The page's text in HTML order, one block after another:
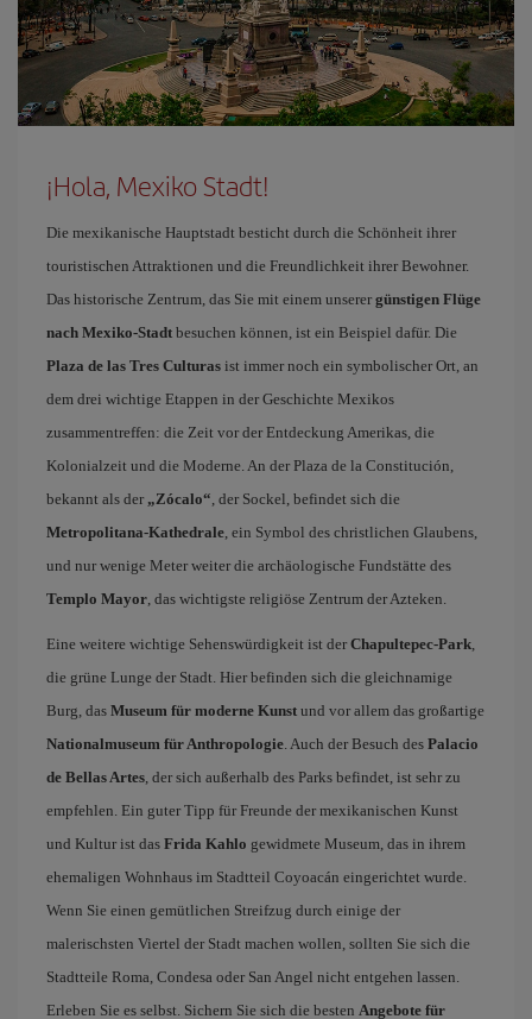
¡Hola, Mexiko Stadt!
Die mexikanische Hauptstadt besticht durch die Schönheit ihrer
touristischen Attraktionen und die Freundlichkeit ihrer Bewohner.
Das historische Zentrum, das Sie mit einem unserer günstigen Flüge
nach Mexiko-Stadt besuchen können, ist ein Beispiel dafür. Die
Plaza de las Tres Culturas ist immer noch ein symbolischer Ort, an
dem drei wichtige Etappen in der Geschichte Mexikos
zusammentreffen: die Zeit vor der Entdeckung Amerikas, die
Kolonialzeit und die Moderne. An der Plaza de la Constitución,
bekannt als der „Zócalo“, der Sockel, befindet sich die
Metropolitana-Kathedrale, ein Symbol des christlichen Glaubens,
und nur wenige Meter weiter die archäologische Fundstätte des
Templo Mayor, das wichtigste religiöse Zentrum der Azteken.
Eine weitere wichtige Sehenswürdigkeit ist der Chapultepec-Park,
die grüne Lunge der Stadt. Hier befinden sich die gleichnamige
Burg, das Museum für moderne Kunst und vor allem das großartige
Nationalmuseum für Anthropologie. Auch der Besuch des Palacio
de Bellas Artes, der sich außerhalb des Parks befindet, ist sehr zu
empfehlen. Ein guter Tipp für Freunde der mexikanischen Kunst
und Kultur ist das Frida Kahlo gewidmete Museum, das in ihrem
ehemaligen Wohnhaus im Stadtteil Coyoacán eingerichtet wurde.
Wenn Sie einen gemütlichen Streifzug durch einige der
malerischsten Viertel der Stadt machen wollen, sollten Sie sich die
Stadtteile Roma, Condesa oder San Angel nicht entgehen lassen.
Erleben Sie es selbst. Sichern Sie sich die besten Angebote für